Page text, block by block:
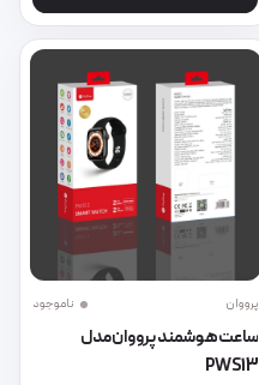
پرووان ناموجود
ساعت هوشمند پرووان مدل
PWS13